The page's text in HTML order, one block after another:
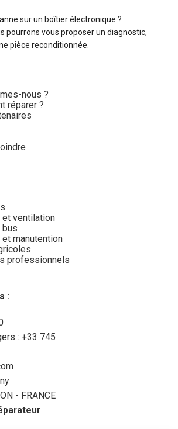
sur un boîtier électronique ?
pourrons vous proposer un diagnostic,
pièce reconditionnée.
nous ?
réparer ?
et ventilation
manutention
professionnels
:
: +33 745
- FRANCE